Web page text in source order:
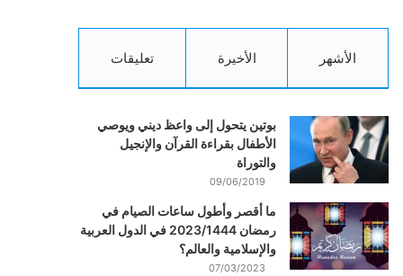
الأشهر الأخيرة تعليقات
بوتين يتحول إلى واعظ ديني ويوصي
الأطفال بقراءة القرآن والإنجيل
والتوراة
09/06/2019
ما أقصر وأطول ساعات الصيام في
رمضان 2023/1444 في الدول العربية
والإسلامية والعالم؟
07/03/2023